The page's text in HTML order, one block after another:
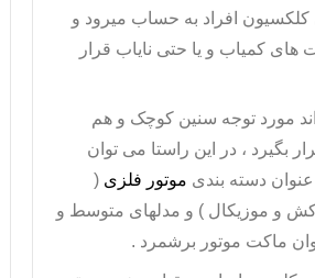
کلکسیون افراد به حساب میرود و
های کمیاب و یا حتی نایاب قرار
مورد توجه سنین کوچک و هم
بگیرد ، در این راستا می توان
عنوان دسته بندی موتور فلزی (
و موزیکال ) و مدلهای متوسط و
ماکت موتور برشمرد .